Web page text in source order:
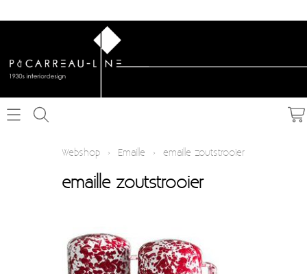
Schakelmateriaal opbouw
Verlichting
Webshop › Emaille › emaille zoutstrooier
emaille zoutstrooier